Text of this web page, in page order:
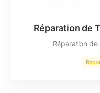
Réparation de
Réparation de